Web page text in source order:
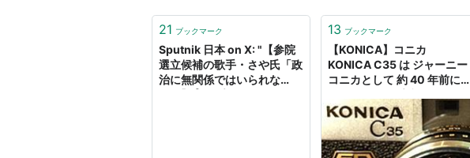
21 ブックマーク
Sputnik 日本 on X: "【参院
選立候補の歌手・さや氏「政
治に無関係ではいられな
13 ブックマーク
【KONICA】コニカ
KONICA C35 は ジャーニー
コニカとして 約 40 年前に大
売されている隠れた稀少モデ
ル - Φ-GRID：ファイグリッ
ド